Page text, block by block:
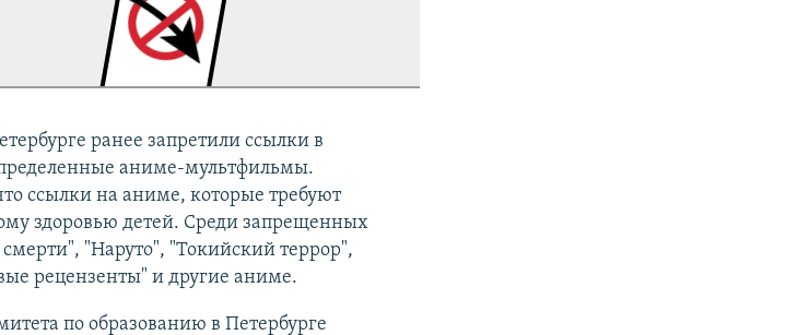
ранее запретили ссылки в
аниме-мультфильмы.
ссылки на аниме, которые требуют
здоровью детей. Среди запрещенных
"Наруто", "Токийский террор",
рецензенты" и другие аниме.
по образованию в Петербурге